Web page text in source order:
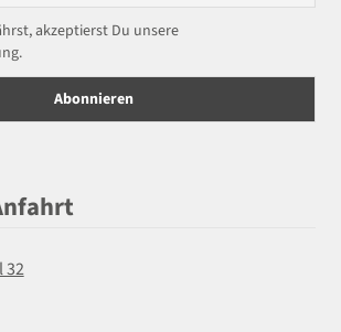
akzeptierst Du unsere
32